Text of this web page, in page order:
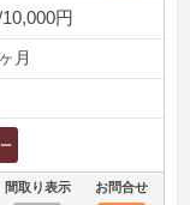
10,000円
月
間取り表示 お問合せ